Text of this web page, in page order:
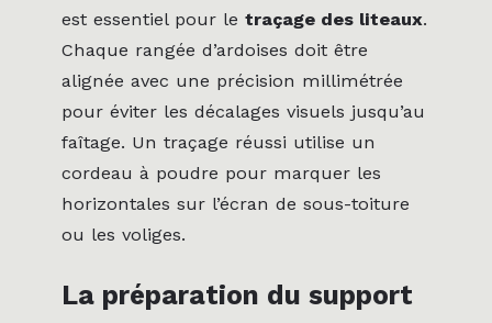
est essentiel pour le traçage des liteaux.
Chaque rangée d’ardoises doit être
alignée avec une précision millimétrée
pour éviter les décalages visuels jusqu’au
faîtage. Un traçage réussi utilise un
cordeau à poudre pour marquer les
horizontales sur l’écran de sous-toiture
ou les voliges.
La préparation du support